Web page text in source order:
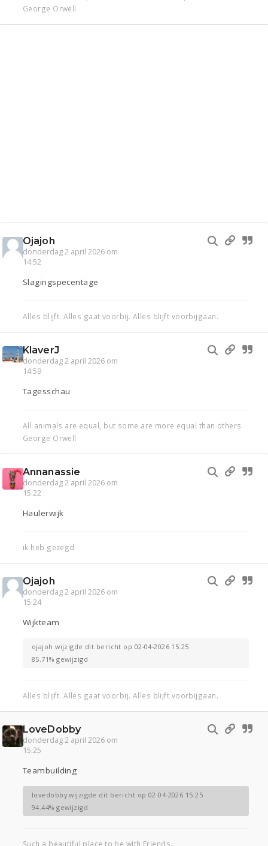
George Orwell
Ojajoh
donderdag 2 april 2026 om
14:52
Slagingspecentage
Alles blijft. Alles gaat voorbij. Alles blijft voorbijgaan.
KlaverJ
donderdag 2 april 2026 om
14:59
Tagesschau
All animals are equal, but some are more equal than others
George Orwell
Annanassie
donderdag 2 april 2026 om
15:22
Haulerwijk
ik heb gezegd
Ojajoh
donderdag 2 april 2026 om
15:24
Wijkteam
ojajoh wijzigde dit bericht op 02-04-2026 15:25
85.71% gewijzigd
Alles blijft. Alles gaat voorbij. Alles blijft voorbijgaan.
LoveDobby
donderdag 2 april 2026 om
15:25
Teambuilding
lovedobby wijzigde dit bericht op 02-04-2026 15:25
94.44% gewijzigd
Such a beautiful place to be with Friends.